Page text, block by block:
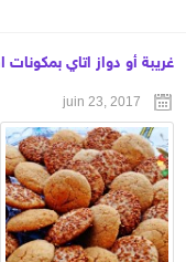
غريبة أو دواز اتاي
juin 23, 2017